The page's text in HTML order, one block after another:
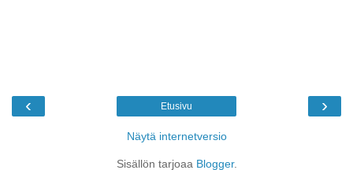
‹ ›
Etusivu
Näytä internetversio
Sisällön tarjoaa Blogger.